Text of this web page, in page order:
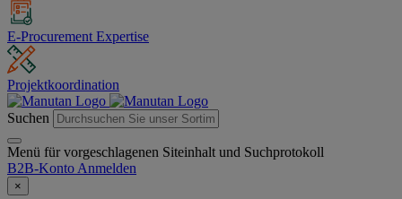
E-Procurement Expertise
Projektkoordination
Suchen
Menü für vorgeschlagenen Siteinhalt und Suchprotokoll
B2B-Konto Anmelden
×